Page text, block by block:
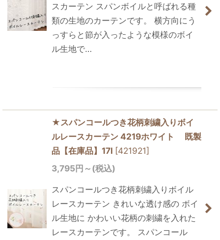
スカーテン スパンボイルと呼ばれる種
類の生地のカーテンです。 横方向にう
っすらと節が入ったような模様のボイ
ル生地で…
★スパンコールつき花柄刺繍入りボイ
ルレースカーテン 4219ホワイト 既製
品【在庫品】17l [421921]
3,795円～(税込)
スパンコールつき花柄刺繍入りボイル
レースカーテン きれいな透け感の ボイ
ル生地に かわいい花柄の刺繍を入れた
レースカーテンです。 スパンコール